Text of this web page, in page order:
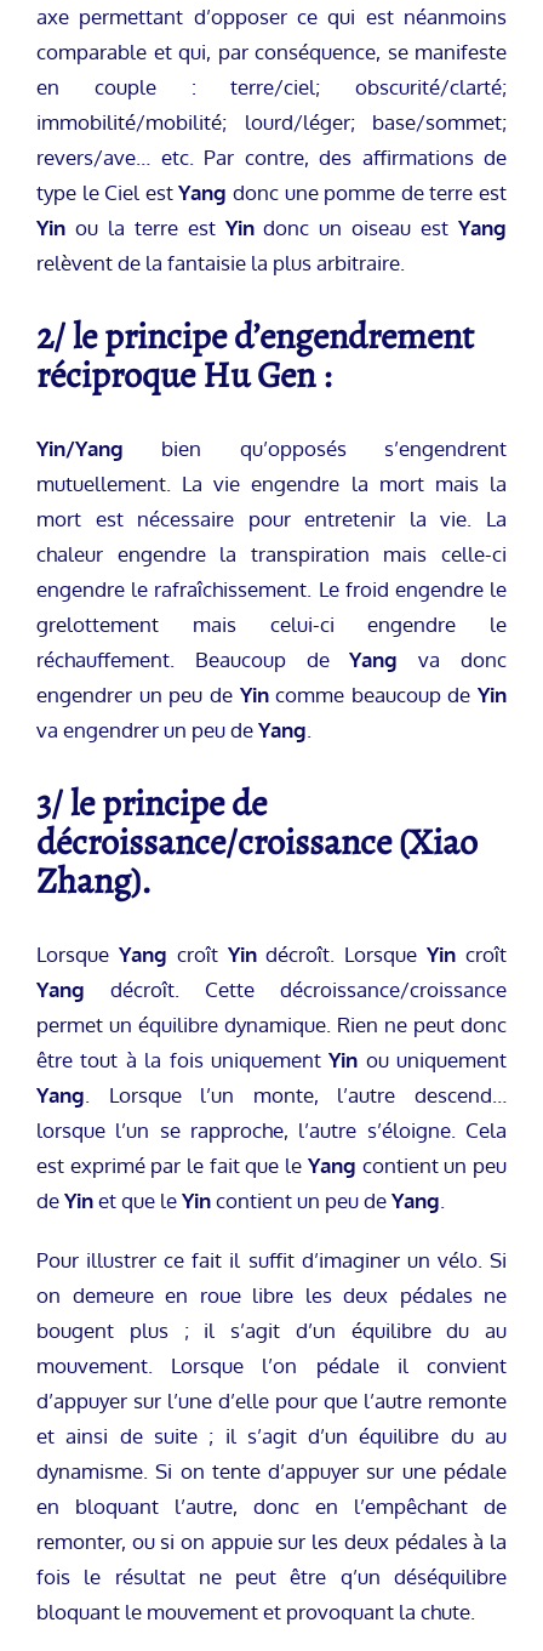
axe permettant d’opposer ce qui est néanmoins
comparable et qui, par conséquence, se manifeste
en couple : terre/ciel; obscurité/clarté;
immobilité/mobilité; lourd/léger; base/sommet;
revers/ave… etc. Par contre, des affirmations de
type le Ciel estYang donc une pomme de terre est
Yin ou la terre est Yindonc un oiseau est Yang
relèvent de la fantaisie la plus arbitraire.
2/ le principe d’engendrement
réciproque Hu Gen :
Yin/Yang bien qu’opposés s’engendrent
mutuellement. La vie engendre la mort mais la
mort est nécessaire pour entretenir la vie. La
chaleur engendre la transpiration mais celle-ci
engendre le rafraîchissement. Le froid engendre le
grelottement mais celui-ci engendre le
réchauffement. Beaucoup deYang va donc
engendrer un peu de Yincomme beaucoup de Yin
va engendrer un peu deYang
3/ le principe de
décroissance/croissance (Xiao
Zhang).
Lorsque Yang croît Yindécroît. LorsqueYin croît
Yang décroît. Cette décroissance/croissance
permet un équilibre dynamique. Rien ne peut donc
être tout à la fois uniquementYin ou uniquement
Yang . Lorsque l’un monte, l’autre descend…
lorsque l’un se rapproche, l’autre s’éloigne. Cela
est exprimé par le fait que le Yang contient un peu
deYinet que leYincontient un peu deYang
Pour illustrer ce fait il suffit d’imaginer un vélo. Si
on demeure en roue libre les deux pédales ne
bougent plus ; il s’agit d’un équilibre du au
mouvement. Lorsque l’on pédale il convient
d’appuyer sur l’une d’elle pour que l’autre remonte
et ainsi de suite ; il s’agit d’un équilibre du au
dynamisme. Si on tente d’appuyer sur une pédale
en bloquant l’autre, donc en l’empêchant de
remonter, ou si on appuie sur les deux pédales à la
fois le résultat ne peut être q’un déséquilibre
bloquant le mouvement et provoquant la chute.